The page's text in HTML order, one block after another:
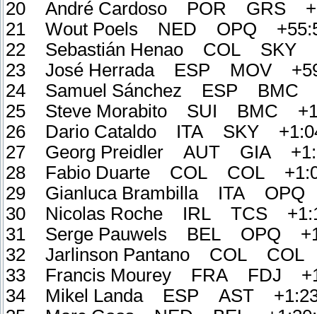
20 André Cardoso POR GRS
21 Wout Poels NED OPQ
22 Sebastián Henao COL SKY
23 José Herrada ESP MOV
24 Samuel Sánchez ESP BMC
25 Steve Morabito SUI BMC
26 Dario Cataldo ITA SKY
27 Georg Preidler AUT GIA
28 Fabio Duarte COL COL
29 Gianluca Brambilla ITA OPQ
30 Nicolas Roche IRL TCS
31 Serge Pauwels BEL OPQ
32 Jarlinson Pantano COL COL
33 Francis Mourey FRA FDJ
34 Mikel Landa ESP AST